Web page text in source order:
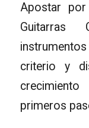
Apostar
criterio y
primeros